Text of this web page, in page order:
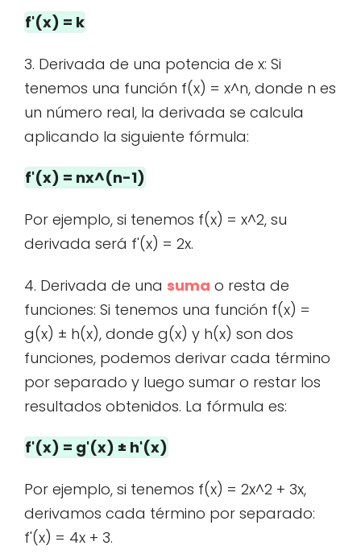
f'(x) = k
3. Derivada de una potencia de x: Si
tenemos una función f(x) = x^n, donde n es
un número real, la derivada se calcula
aplicando la siguiente fórmula:
f'(x) = nx^(n-1)
Por ejemplo, si tenemos f(x) = x^2, su
derivada será f'(x) = 2x.
4. Derivada de una suma o resta de
funciones: Si tenemos una función f(x) =
g(x) ± h(x), donde g(x) y h(x) son dos
funciones, podemos derivar cada término
por separado y luego sumar o restar los
resultados obtenidos. La fórmula es:
f'(x) = g'(x) ± h'(x)
Por ejemplo, si tenemos f(x) = 2x^2 + 3x,
derivamos cada término por separado:
f'(x) = 4x + 3.